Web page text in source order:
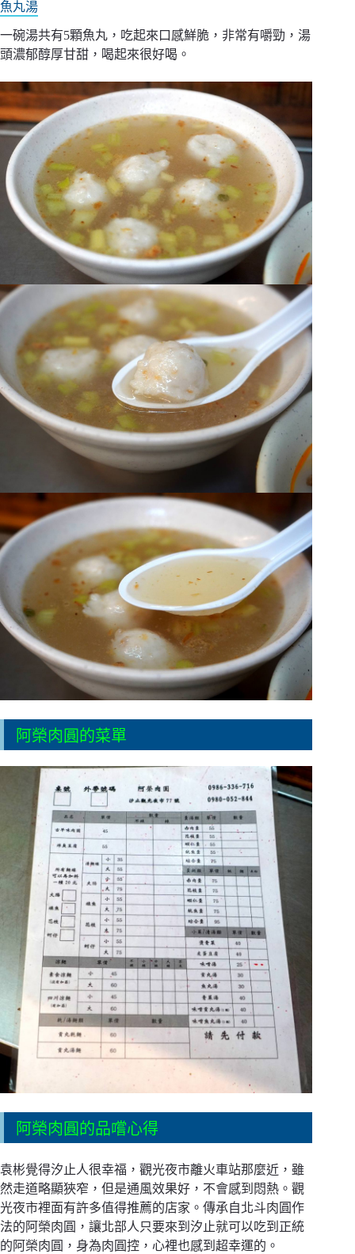
魚丸湯
一碗湯共有5顆魚丸，吃起來口感鮮脆，非常有嚼勁，湯
頭濃郁醇厚甘甜，喝起來很好喝。
阿榮肉圓的菜單
阿榮肉圓的品嚐心得
袁彬覺得汐止人很幸福，觀光夜市離火車站那麼近，雖
然走道略顯狹窄，但是通風效果好，不會感到悶熱。觀
光夜市裡面有許多值得推薦的店家。傳承自北斗肉圓作
法的阿榮肉圓，讓北部人只要來到汐止就可以吃到正統
的阿榮肉圓，身為肉圓控，心裡也感到超幸運的。